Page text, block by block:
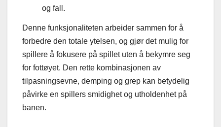
og fall.
Denne funksjonaliteten arbeider sammen for å
forbedre den totale ytelsen, og gjør det mulig for
spillere å fokusere på spillet uten å bekymre seg
for fottøyet. Den rette kombinasjonen av
tilpasningsevne, demping og grep kan betydelig
påvirke en spillers smidighet og utholdenhet på
banen.